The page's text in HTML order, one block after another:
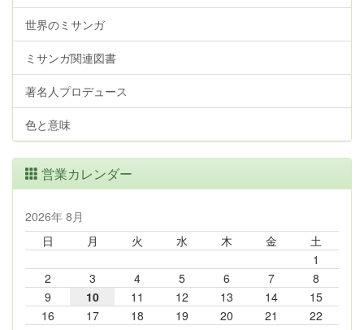
世界のミサンガ
ミサンガ関連図書
著名人プロデュース
色と意味
営業カレンダー
2026年 8月
日
月 火 水 木 金
土
1
2
3 4 5 6 7
8
9
10 11 12 13 14
15
16
17 18 19 20 21
22